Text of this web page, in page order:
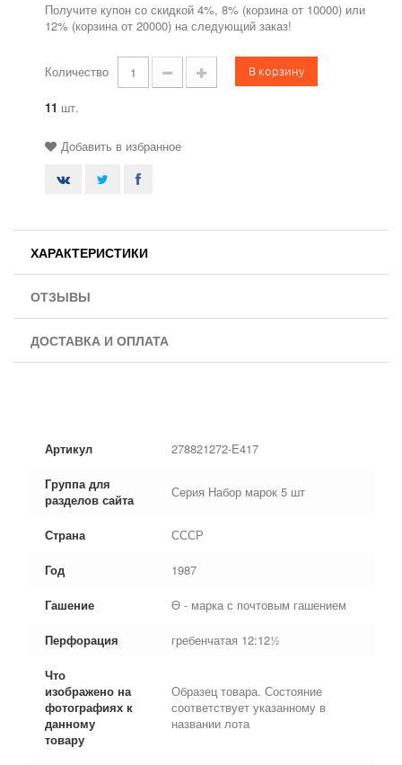
Получите купон со скидкой 4%, 8% (корзина от 10000) или
12% (корзина от 20000) на следующий заказ!
Количество В корзину
11 шт.
Добавить в избранное
ХАРАКТЕРИСТИКИ
ОТЗЫВЫ
ДОСТАВКА И ОПЛАТА
Артикул 278821272-E417
Группа для
разделов сайта
Серия Набор марок 5 шт
Страна СССР
Год 1987
Гашение Θ - марка с почтовым гашением
Перфорация гребенчатая 12:12½
Что
изображено на
фотографиях к
данному
товару
Образец товара. Состояние
соответствует указанному в
названии лота